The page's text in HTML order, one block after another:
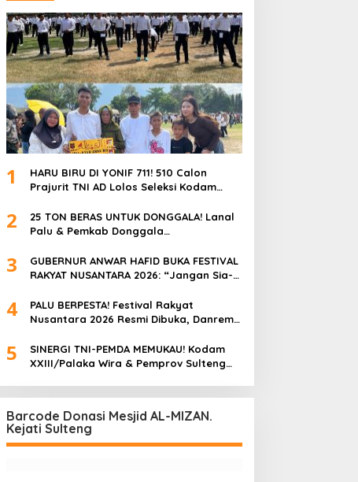
1
HARU BIRU DI YONIF 711! 510 Calon
Prajurit TNI AD Lolos Seleksi Kodam
Percaya Oknum Pungli, Semua GRATIS!”
2
25 TON BERAS UNTUK DONGGALA! Lanal
Palu & Pemkab Donggala
Ketahanan Pangan di Tengah Semangat
HUT ke-57
3
GUBERNUR ANWAR HAFID BUKA FESTIVAL
RAKYAT NUSANTARA 2026: “Jangan Sia-
Cuan!”
4
PALU BERPESTA! Festival Rakyat
Nusantara 2026 Resmi Dibuka, Danrem
Nobar Bola Gembira di Lapangan
Imanuel
5
SINERGI TNI-PEMDA MEMUKAU! Kodam
XXIII/Palaka Wira & Pemprov Sulteng
Barcode Donasi Mesjid AL-MIZAN.
Kejati Sulteng